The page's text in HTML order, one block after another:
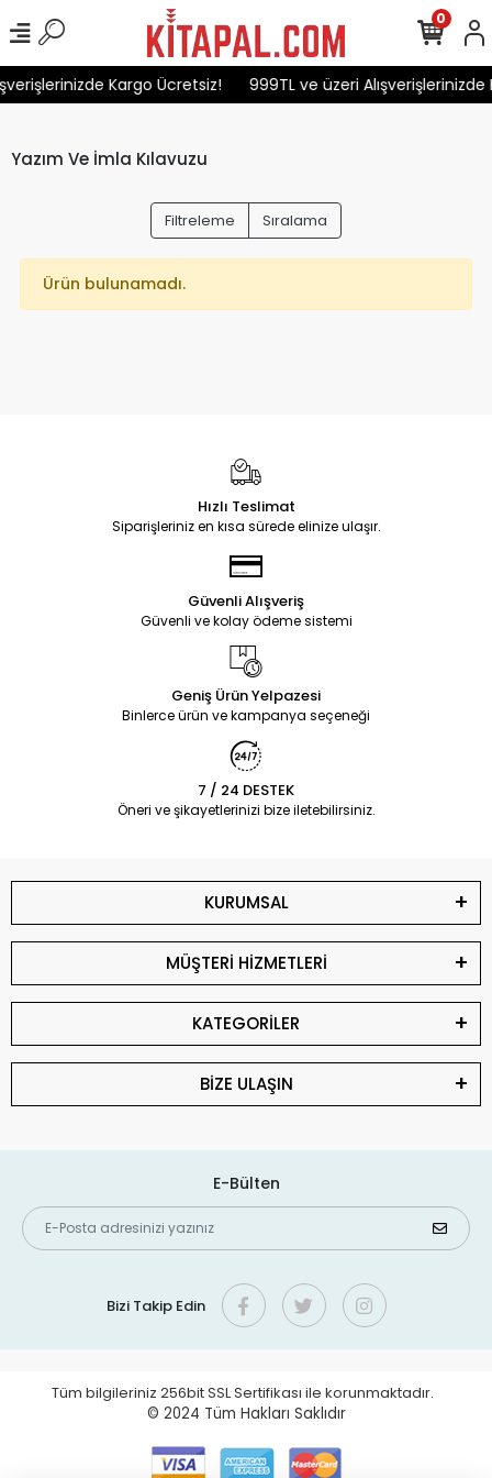
Kargo Ücretsiz! 999TL ve üzeri Alışverişlerinizde
0
Yazım Ve İmla Kılavuzu
Filtreleme Sıralama
Ürün bulunamadı.
Hızlı Teslimat
Siparişleriniz en kısa sürede elinize ulaşır.
Güvenli Alışveriş
Güvenli ve kolay ödeme sistemi
Geniş Ürün Yelpazesi
Binlerce ürün ve kampanya seçeneği
7 / 24 DESTEK
Öneri ve şikayetlerinizi bize iletebilirsiniz.
KURUMSAL
MÜŞTERİ HİZMETLERİ
KATEGORİLER
BİZE ULAŞIN
E-Bülten
Bizi Takip Edin
Tüm bilgileriniz 256bit SSL Sertifikası ile korunmaktadır.
© 2024 Tüm Hakları Saklıdır